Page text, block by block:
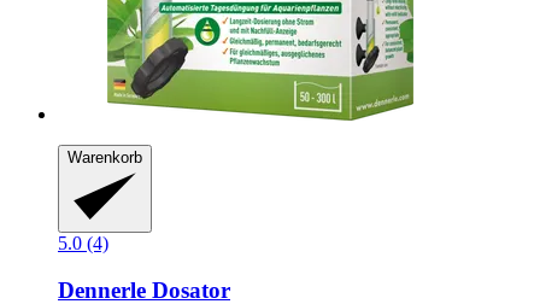
Warenkorb
5.0 (4)
Dennerle Dosator